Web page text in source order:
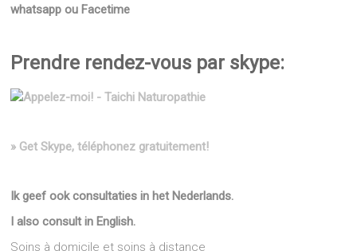
whatsapp ou Facetime
Prendre rendez-vous par skype:
» Get Skype, téléphonez gratuitement!
Ik geef ook consultaties in het Nederlands.
I also consult in English.
Soins à domicile et soins à distance